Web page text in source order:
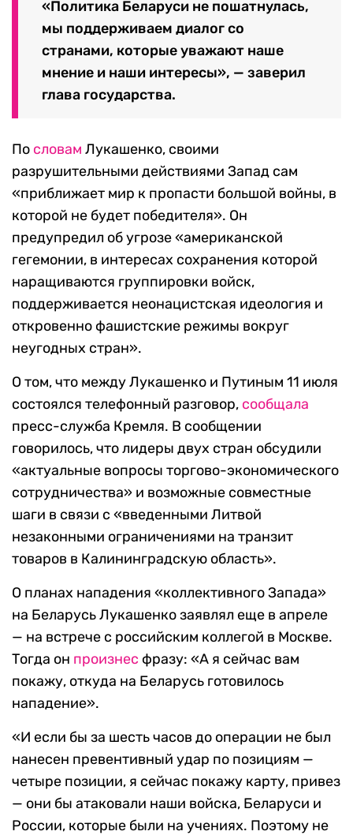
«Политика Беларуси не пошатнулась,
мы поддерживаем диалог со
странами, которые уважают наше
мнение и наши интересы», — заверил
глава государства.
По словам Лукашенко, своими
разрушительными действиями Запад сам
«приближает мир к пропасти большой войны, в
которой не будет победителя». Он
предупредил об угрозе «американской
гегемонии, в интересах сохранения которой
наращиваются группировки войск,
поддерживается неонацистская идеология и
откровенно фашистские режимы вокруг
неугодных стран».
О том, что между Лукашенко и Путиным 11 июля
состоялся телефонный разговор, сообщала
пресс-служба Кремля. В сообщении
говорилось, что лидеры двух стран обсудили
«актуальные вопросы торгово-экономического
сотрудничества» и возможные совместные
шаги в связи с «введенными Литвой
незаконными ограничениями на транзит
товаров в Калининградскую область».
О планах нападения «коллективного Запада»
на Беларусь Лукашенко заявлял еще в апреле
— на встрече с российским коллегой в Москве.
Тогда он произнес фразу: «А я сейчас вам
покажу, откуда на Беларусь готовилось
нападение».
«И если бы за шесть часов до операции не был
нанесен превентивный удар по позициям —
четыре позиции, я сейчас покажу карту, привез
— они бы атаковали наши войска, Беларуси и
России, которые были на учениях. Поэтому не